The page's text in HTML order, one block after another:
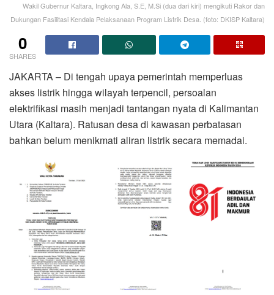
Wakil Gubernur Kaltara, Ingkong Ala, S.E, M.Si (dua dari kiri) mengikuti Rakor dan
Dukungan Fasilitasi Kendala Pelaksanaan Program Listrik Desa. (foto: DKISP Kaltara)
0
SHARES
JAKARTA – Di tengah upaya pemerintah memperluas
akses listrik hingga wilayah terpencil, persoalan
elektrifikasi masih menjadi tantangan nyata di Kalimantan
Utara (Kaltara). Ratusan desa di kawasan perbatasan
bahkan belum menikmati aliran listrik secara memadai.